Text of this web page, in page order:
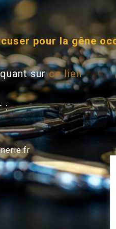
pour la gêne
surce lien
: